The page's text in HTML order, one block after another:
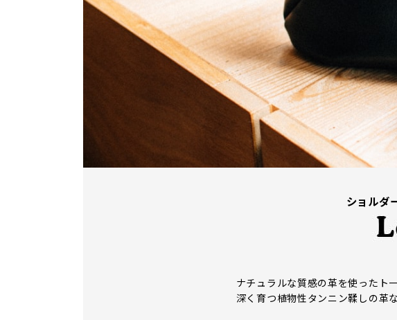
ショルダ
ナチュラルな質感の革を使ったト
深く育つ植物性タンニン鞣しの革